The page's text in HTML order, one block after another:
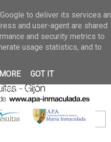
DE FOTOS
may 2026
GALERIA
2026
20 may
2026
28 abr
FOTOS 25 Y
to deliver its services
and user-agent are shared
and security metrics to
usage statistics, and to
GOT IT